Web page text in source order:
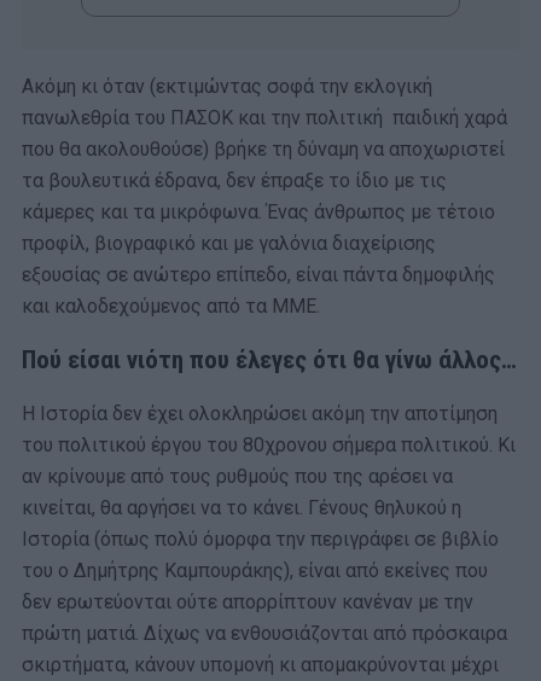
Ακόμη κι όταν (εκτιμώντας σοφά την εκλογική
πανωλεθρία του ΠΑΣΟΚ και την πολιτική παιδική χαρά
που θα ακολουθούσε) βρήκε τη δύναμη να αποχωριστεί
τα βουλευτικά έδρανα, δεν έπραξε το ίδιο με τις
κάμερες και τα μικρόφωνα. Ένας άνθρωπος με τέτοιο
προφίλ, βιογραφικό και με γαλόνια διαχείρισης
εξουσίας σε ανώτερο επίπεδο, είναι πάντα δημοφιλής
και καλοδεχούμενος από τα ΜΜΕ.
Πού είσαι νιότη που έλεγες ότι θα γίνω άλλος…
Η Iστορία δεν έχει ολοκληρώσει ακόμη την αποτίμηση
του πολιτικού έργου του 80χρονου σήμερα πολιτικού. Κι
αν κρίνουμε από τους ρυθμούς που της αρέσει να
κινείται, θα αργήσει να το κάνει. Γένους θηλυκού η
Ιστορία (όπως πολύ όμορφα την περιγράφει σε βιβλίο
του ο Δημήτρης Καμπουράκης), είναι από εκείνες που
δεν ερωτεύονται ούτε απορρίπτουν κανέναν με την
πρώτη ματιά. Δίχως να ενθουσιάζονται από πρόσκαιρα
σκιρτήματα, κάνουν υπομονή κι απομακρύνονται μέχρι